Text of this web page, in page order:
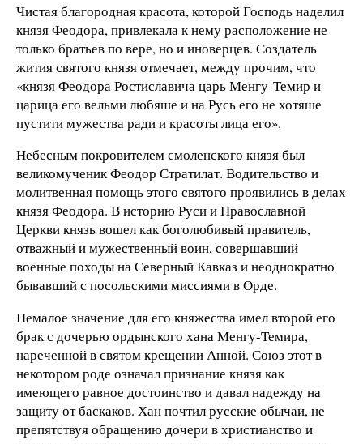
Чистая благородная красота, которой Господь наделил
князя Феодора, привлекала к нему расположение не
только братьев по вере, но и иноверцев. Создатель
жития святого князя отмечает, между прочим, что
«князя Феодора Ростиславича царь Менгу-Темир и
царица его вельми любяше и на Русь его не хотяше
пустити мужества ради и красоты лица его».
Небесным покровителем смоленского князя был
великомученик Феодор Стратилат. Водительство и
молитвенная помощь этого святого проявились в делах
князя Феодора. В историю Руси и Православной
Церкви князь вошел как боголюбивый правитель,
отважный и мужественный воин, совершавший
военные походы на Северный Кавказ и неоднократно
бывавший с посольскими миссиями в Орде.
Немалое значение для его княжества имел второй его
брак с дочерью ордынского хана Менгу-Темира,
нареченной в святом крещении Анной. Союз этот в
некотором роде означал признание князя как
имеющего равное достоинство и давал надежду на
защиту от баскаков. Хан почтил русские обычаи, не
препятствуя обращению дочери в христианство и